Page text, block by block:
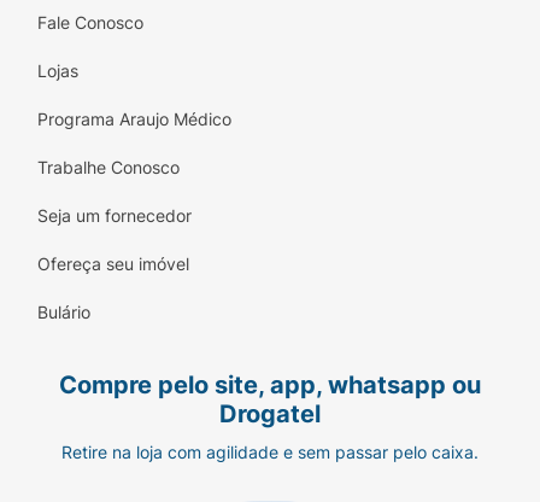
Fale Conosco
Lojas
Programa Araujo Médico
Trabalhe Conosco
Seja um fornecedor
Ofereça seu imóvel
Bulário
Compre pelo site, app, whatsapp ou
Drogatel
Retire na loja com agilidade e sem passar pelo caixa.